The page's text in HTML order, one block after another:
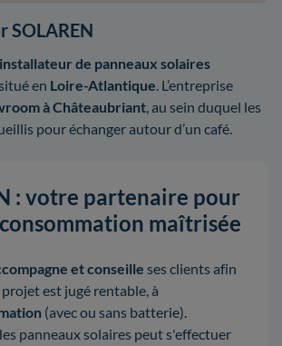
SOLAREN
installateur de panneaux solaires
en Loire-Atlantique. L’entreprise
àChâteaubriant, au sein duquel les
pour échanger autour d’un café.
: votre partenaire pour
maîtrisée
et conseille ses clients afin
projet est jugé rentable, à
(avec ou sans batterie).
panneaux solaires peut s'effectuer